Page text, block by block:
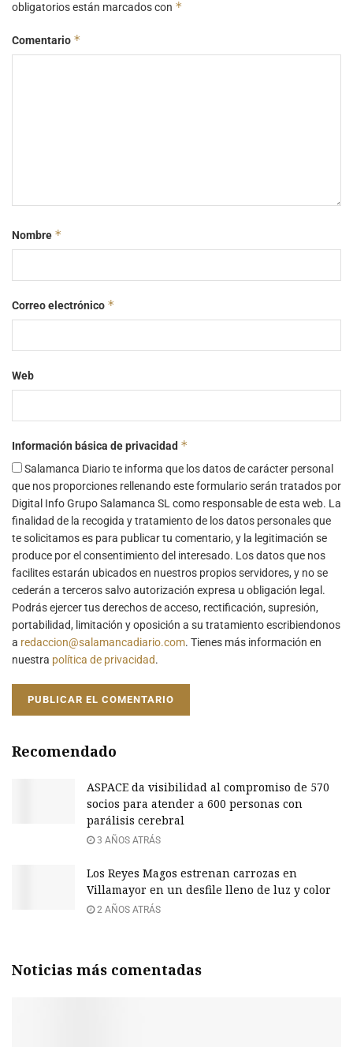
obligatorios están marcados con *
Comentario *
Nombre *
Correo electrónico *
Web
Información básica de privacidad *
Salamanca Diario te informa que los datos de carácter personal
que nos proporciones rellenando este formulario serán tratados por
Digital Info Grupo Salamanca SL como responsable de esta web. La
finalidad de la recogida y tratamiento de los datos personales que
te solicitamos es para publicar tu comentario, y la legitimación se
produce por el consentimiento del interesado. Los datos que nos
facilites estarán ubicados en nuestros propios servidores, y no se
cederán a terceros salvo autorización expresa u obligación legal.
Podrás ejercer tus derechos de acceso, rectificación, supresión,
portabilidad, limitación y oposición a su tratamiento escribiendonos
a redaccion@salamancadiario.com. Tienes más información en
nuestra política de privacidad.
Recomendado
ASPACE da visibilidad al compromiso de 570
socios para atender a 600 personas con
parálisis cerebral
3 AÑOS ATRÁS
Los Reyes Magos estrenan carrozas en
Villamayor en un desfile lleno de luz y color
2 AÑOS ATRÁS
Noticias más comentadas